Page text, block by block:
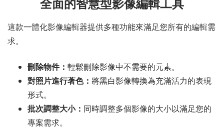
這款一體化影像編輯器提供多種功能來滿足您所有的編輯需
求。
刪除物件： 輕鬆刪除影像中不需要的元素。
對照片進行著色： 將黑白影像轉換為充滿活力的表現
形式。
批次調整大小： 同時調整多個影像的大小以滿足您的
專案需求。